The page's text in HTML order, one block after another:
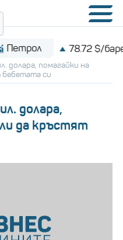
78.72 $/барел
долара, помагайки на
си
долара,
да кръстят